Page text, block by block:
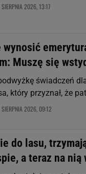
SIERPNIA 2026, 13:17
Muszę się
świadczeń
który przyznał, że
SIERPNIA 2026, 09:12
do lasu,
a teraz na nią